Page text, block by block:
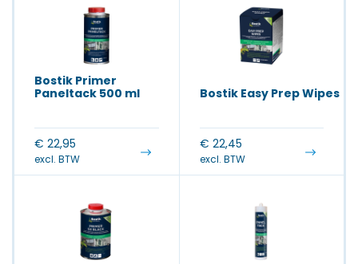
Bostik Primer
Paneltack 500 ml
€ 22,95
excl. BTW
Bostik Easy Prep Wipes
€ 22,45
excl. BTW